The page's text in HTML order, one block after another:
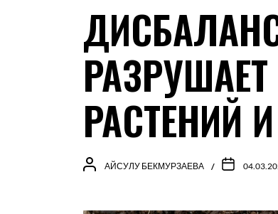
РАСТЕНИЙ
АЙСУЛУ БЕКМУРЗАЕВА